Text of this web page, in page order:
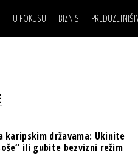
U FOKUSU BIZNIS
BREND I
BANKE
IZJAVA DANABIZNIS SCENA
BREND I
OSIGURANJE
TECH I AI
karipskim državama: Ukinite
ili gubite bezvizni režim